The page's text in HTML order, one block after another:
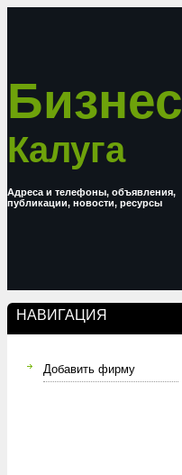
Бизнес
Калуга
Адреса и телефоны, объявления,
публикации, новости, ресурсы
НАВИГАЦИЯ
Добавить фирму